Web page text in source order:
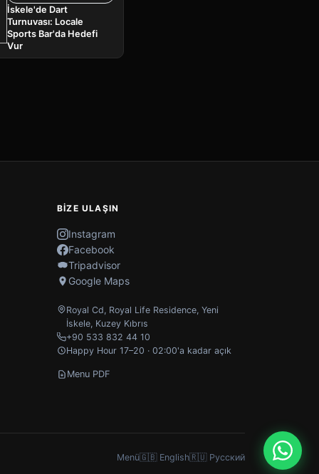
İskele'de Dart
Turnuvası: Locale
Sports Bar'da Hedefi
Vur
BIZE ULAŞIN
Instagram
Facebook
Tripadvisor
Google Maps
Royal Cd, Royal Life Residence, Yeni
İskele, Kuzey Kıbrıs
+90 533 832 44 10
Happy Hour 17–20 · 02:00'a kadar açık
Menu PDF
Menü🇬🇧 English🇷🇺 Русский